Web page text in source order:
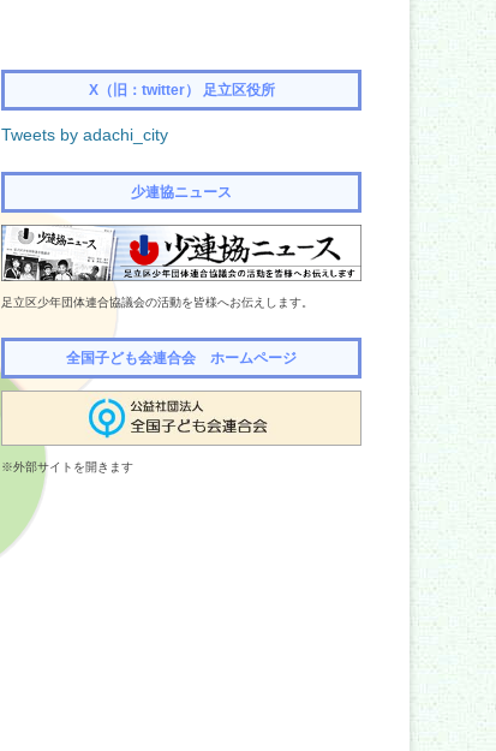
X（旧：twitter） 足立区役所
Tweets by adachi_city
少連協ニュース
足立区少年団体連合協議会の活動を皆様へお伝えします。
全国子ども会連合会 ホームページ
※外部サイトを開きます